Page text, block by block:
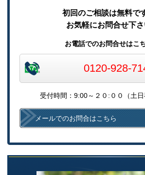
初回のご相談は無料で
お気軽にお問合せ下
お電話でのお問合せはこ
0120-928-
受付時間：9:00～２０:００（土日
メールでのお問合はこちら